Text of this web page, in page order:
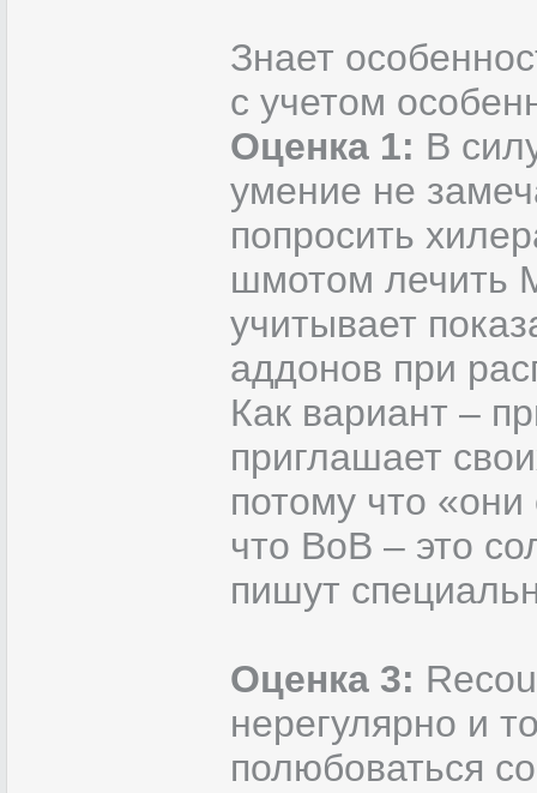
Знает
с учетом
Оценка 1: В
умение не
попросить
шмотом лечить
учитывает
аддонов при
Как вариант –
приглашает
потому что
что ВоВ – это
пишут
Оценка 3:
нерегулярно и
полюбоваться